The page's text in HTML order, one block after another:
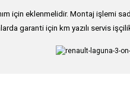
için eklenmelidir. Montaj işlemi
garanti için km yazılı servis
yetersiz gördüğünüz noktaları